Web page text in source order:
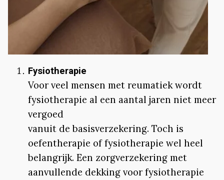
Fysiotherapie
Voor veel mensen met reumatiek wordt
fysiotherapie al een aantal jaren niet meer
vergoed
vanuit de basisverzekering. Toch is
oefentherapie of fysiotherapie wel heel
belangrijk. Een zorgverzekering met
aanvullende dekking voor fysiotherapie